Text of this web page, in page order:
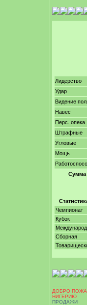
Лидерство
Удар
Видение
Навес
Перс. опека
Штрафные
Угловые
Мощь
Сумма
Чемпионат
Кубок
Сборная
-----------
ДОБРО
НИГЕРИЮ
ПРОДАЖИ